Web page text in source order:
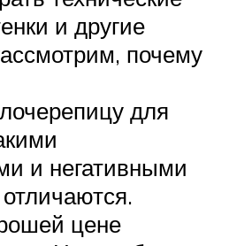
и другие
почему
для
и негативными
цене